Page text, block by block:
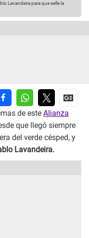
Lavandeira para que selle la
de este Alianza
que llegó siempre
del verde césped, y
Lavandeira.